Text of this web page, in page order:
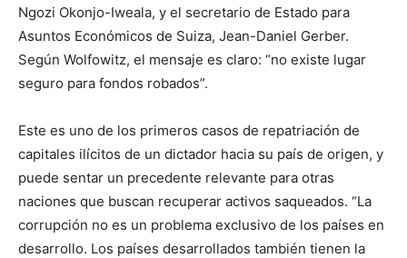
Ngozi Okonjo-Iweala, y el secretario de Estado para
Asuntos Económicos de Suiza, Jean-Daniel Gerber.
Según Wolfowitz, el mensaje es claro: “no existe lugar
seguro para fondos robados”.
Este es uno de los primeros casos de repatriación de
capitales ilícitos de un dictador hacia su país de origen, y
puede sentar un precedente relevante para otras
naciones que buscan recuperar activos saqueados. “La
corrupción no es un problema exclusivo de los países en
desarrollo. Los países desarrollados también tienen la